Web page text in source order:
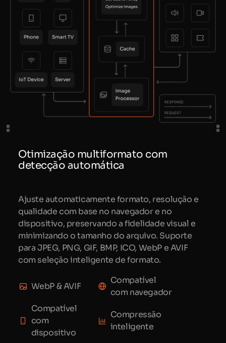
Otimização multiformato com
detecção automática
Ajuste automaticamente formato, resolução e
qualidade com base no navegador e no
dispositivo, preservando a fidelidade visual e
minimizando o tamanho do arquivo. Suporte
para JPEG, PNG, GIF, BMP, ICO, WebP e AVIF
com seleção inteligente de formato.
WebP & AVIF
Compatível
com navegador
Compatível
com
dispositivo
Compressão
inteligente